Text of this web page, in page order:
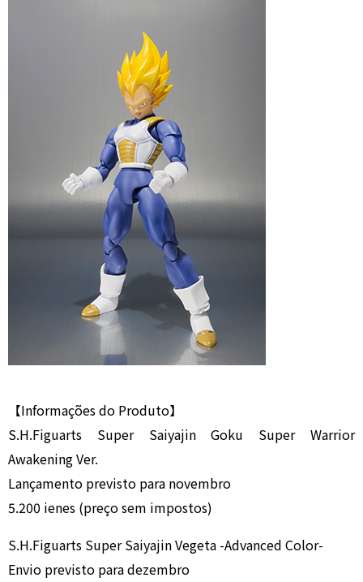
【Informações do Produto】
S.H.Figuarts Super Saiyajin Goku Super Warrior
Awakening Ver.
Lançamento previsto para novembro
5.200 ienes (preço sem impostos)
S.H.Figuarts Super Saiyajin Vegeta -Advanced Color-
Envio previsto para dezembro